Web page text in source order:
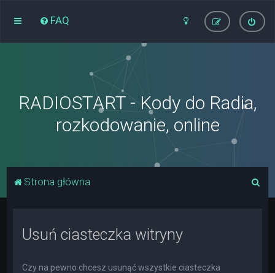
FAQ
RADIOSTART - Kody do Radia,
rozkodowanie, online
Strona główna
Usuń ciasteczka witryny
Czy na pewno chcesz usunąć wszystkie ciasteczka